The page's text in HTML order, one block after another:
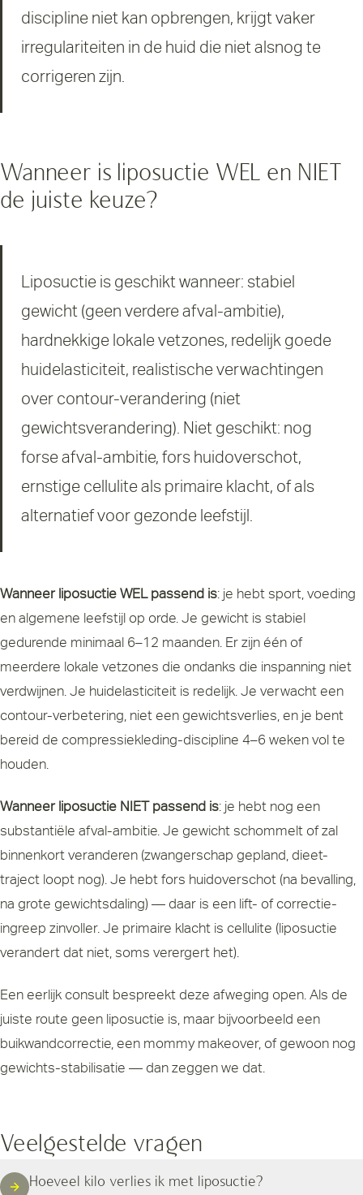
discipline niet kan opbrengen, krijgt vaker
irregulariteiten in de huid die niet alsnog te
corrigeren zijn.
Wanneer is liposuctie WEL en NIET
de juiste keuze?
Liposuctie is geschikt wanneer: stabiel
gewicht (geen verdere afval-ambitie),
hardnekkige lokale vetzones, redelijk goede
huidelasticiteit, realistische verwachtingen
over contour-verandering (niet
gewichtsverandering). Niet geschikt: nog
forse afval-ambitie, fors huidoverschot,
ernstige cellulite als primaire klacht, of als
alternatief voor gezonde leefstijl.
Wanneer liposuctie WEL passend is: je hebt sport, voeding
en algemene leefstijl op orde. Je gewicht is stabiel
gedurende minimaal 6–12 maanden. Er zijn één of
meerdere lokale vetzones die ondanks die inspanning niet
verdwijnen. Je huidelasticiteit is redelijk. Je verwacht een
contour-verbetering, niet een gewichtsverlies, en je bent
bereid de compressiekleding-discipline 4–6 weken vol te
houden.
Wanneer liposuctie NIET passend is: je hebt nog een
substantiële afval-ambitie. Je gewicht schommelt of zal
binnenkort veranderen (zwangerschap gepland, dieet-
traject loopt nog). Je hebt fors huidoverschot (na bevalling,
na grote gewichtsdaling) — daar is een lift- of correctie-
ingreep zinvoller. Je primaire klacht is cellulite (liposuctie
verandert dat niet, soms verergert het).
Een eerlijk consult bespreekt deze afweging open. Als de
juiste route geen liposuctie is, maar bijvoorbeeld een
buikwandcorrectie, een mommy makeover, of gewoon nog
gewichts-stabilisatie — dan zeggen we dat.
Veelgestelde vragen
Hoeveel kilo verlies ik met liposuctie?